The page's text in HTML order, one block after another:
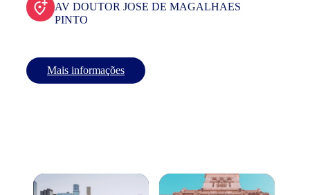
AV DOUTOR JOSE DE MAGALHAES
PINTO
Mais informações